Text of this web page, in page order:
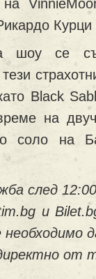
шоу се
Black
на
соло на
след
и
от